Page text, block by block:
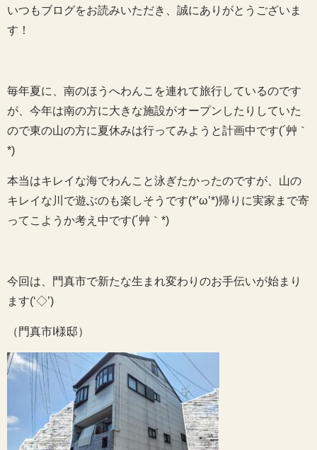
いつもブログをお読みいただき、誠にありがとうございま
す！
毎年夏に、南のほうへわんこを連れて旅行しているのです
が、今年は南の方に大きな施設がオープンしたりしていた
ので東の山の方に夏休みは行ってみようと計画中です(´艸｀
*)
本当はキレイな海でわんこと泳ぎたかったのですが、山の
キレイな川で遊ぶのも楽しそうです(*’ω’*)帰りに実家まで寄
ってこようか考え中です(´艸｀*)
今回は、門真市で新たな生まれ変わりのお手伝いが始まり
ます(‘◇’)ゞ
（門真市I様邸）